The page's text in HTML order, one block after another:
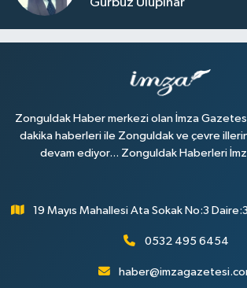
Zonguldak Haber merkezi olan İmza
dakika haberleri ile Zonguldak ve çevre
devam ediyor... Zonguldak Haberleri
19 Mayıs Mahallesi Ata Sokak No:3
0532 495 6454